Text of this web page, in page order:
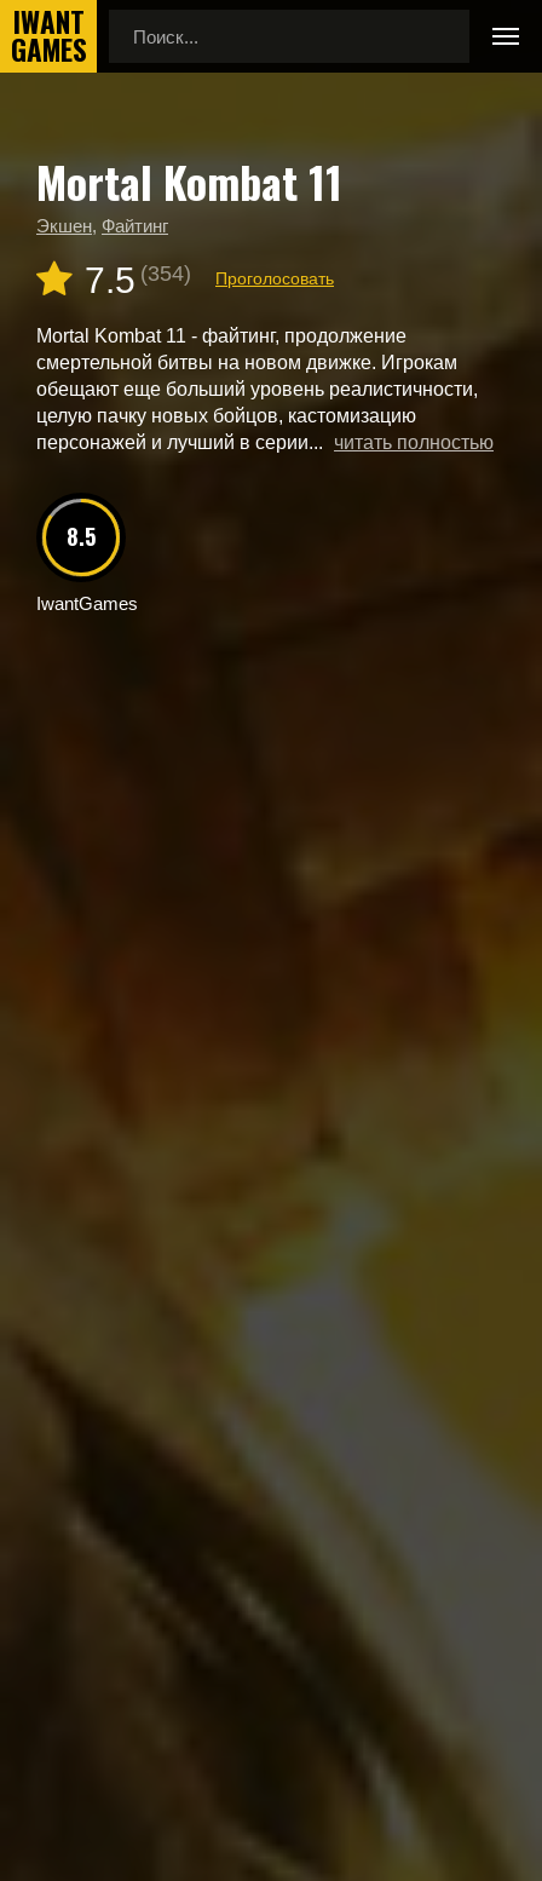
Главная
Новые игры
Mortal Kombat 11
Mortal Kombat 11
Экшен, Файтинг
7.5 (354) Проголосовать
Mortal Kombat 11 - файтинг, продолжение
смертельной битвы на новом движке. Игрокам
обещают еще больший уровень реалистичности,
целую пачку новых бойцов, кастомизацию
персонажей и лучший в серии...
читать полностью
8.5
IwantGames